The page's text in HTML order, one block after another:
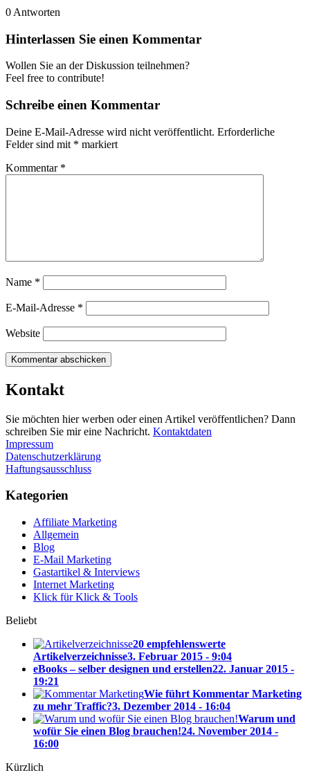
0 Antworten
Hinterlassen Sie einen Kommentar
Wollen Sie an der Diskussion teilnehmen?
Feel free to contribute!
Schreibe einen Kommentar
Deine E-Mail-Adresse wird nicht veröffentlicht. Erforderliche
Felder sind mit * markiert
Kommentar *
Name *
E-Mail-Adresse *
Website
Kontakt
Sie möchten hier werben oder einen Artikel veröffentlichen? Dann
schreiben Sie mir eine Nachricht. Kontaktdaten
Impressum
Datenschutzerklärung
Haftungsausschluss
Kategorien
Affiliate Marketing
Allgemein
Blog
E-Mail Marketing
Gastartikel & Interviews
Internet Marketing
Klick für Klick & Tools
Beliebt
20 empfehlenswerte
Artikelverzeichnisse3. Februar 2015 - 9:04
eBooks – selber designen und erstellen22. Januar 2015 -
19:21
Wie führt Kommentar Marketing
zu mehr Traffic?3. Dezember 2014 - 16:04
Warum und
wofür Sie einen Blog brauchen!24. November 2014 -
16:00
Kürzlich